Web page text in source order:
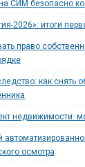
СИМ безопасно
2026»: итоги
право
как снять
недвижимости:
осмотра